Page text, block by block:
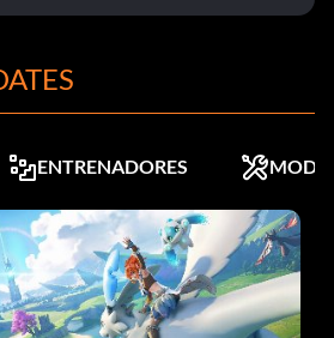
ENTRENADORES MODS